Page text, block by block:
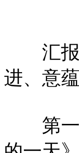
汇报
进、意
第一